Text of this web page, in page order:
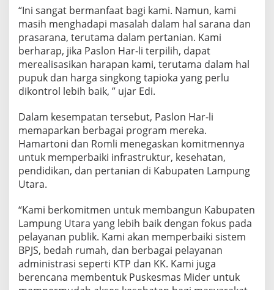
n
t
u
L
a
m
p
g
U
t
a
r
“Ini sangat bermanfaat bagi kami. Namun, kami
masih menghadapi masalah dalam hal sarana dan
prasarana, terutama dalam pertanian. Kami
berharap, jika Paslon Har-li terpilih, dapat
merealisasikan harapan kami, terutama dalam hal
pupuk dan harga singkong tapioka yang perlu
dikontrol lebih baik, ” ujar Edi.
Dalam kesempatan tersebut, Paslon Har-li
memaparkan berbagai program mereka.
Hamartoni dan Romli menegaskan komitmennya
untuk memperbaiki infrastruktur, kesehatan,
pendidikan, dan pertanian di Kabupaten Lampung
Utara.
“Kami berkomitmen untuk membangun Kabupaten
Lampung Utara yang lebih baik dengan fokus pada
pelayanan publik. Kami akan memperbaiki sistem
BPJS, bedah rumah, dan berbagai pelayanan
administrasi seperti KTP dan KK. Kami juga
berencana membentuk Puskesmas Mider untuk